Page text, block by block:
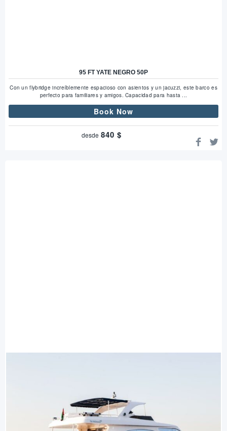
95 FT YATE NEGRO 50P
Con un flybridge increíblemente espacioso con asientos y un jacuzzi, este barco es
perfecto para familiares y amigos. Capacidad para hasta ...
Book Now
desde 840 $